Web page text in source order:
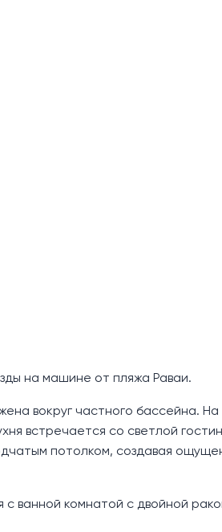
на машине от пляжа Раваи.
вокруг частного бассейна.
встречается со светлой
потолком, создавая
ванной комнатой с двойной